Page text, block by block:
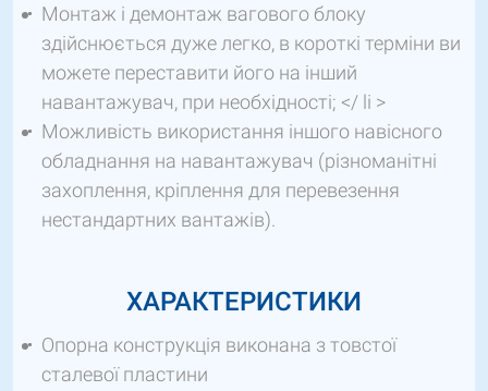
Монтаж і демонтаж вагового блоку
здійснюється дуже легко, в короткі терміни ви
можете переставити його на інший
навантажувач, при необхідності; </ li >
Можливість використання іншого навісного
обладнання на навантажувач (різноманітні
захоплення, кріплення для перевезення
нестандартних вантажів).
ХАРАКТЕРИСТИКИ
Опорна конструкція виконана з товстої
сталевої пластини